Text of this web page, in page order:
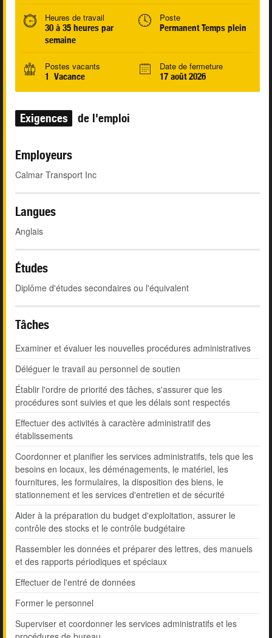
Heures de travail
30 à 35 heures par
semaine
Poste
Permanent Temps plein
Postes vacants
1 Vacance
Date de fermeture
17 août 2026
Exigences de l'emploi
Employeurs
Calmar Transport Inc
Langues
Anglais
Études
Diplôme d'études secondaires ou l'équivalent
Tâches
Examiner et évaluer les nouvelles procédures administratives
Déléguer le travail au personnel de soutien
Établir l'ordre de priorité des tâches, s'assurer que les
procédures sont suivies et que les délais sont respectés
Effectuer des activités à caractère administratif des
établissements
Coordonner et planifier les services administratifs, tels que les
besoins en locaux, les déménagements, le matériel, les
fournitures, les formulaires, la disposition des biens, le
stationnement et les services d'entretien et de sécurité
Aider à la préparation du budget d'exploitation, assurer le
contrôle des stocks et le contrôle budgétaire
Rassembler les données et préparer des lettres, des manuels
et des rapports périodiques et spéciaux
Effectuer de l'entré de données
Former le personnel
Superviser et coordonner les services administratifs et les